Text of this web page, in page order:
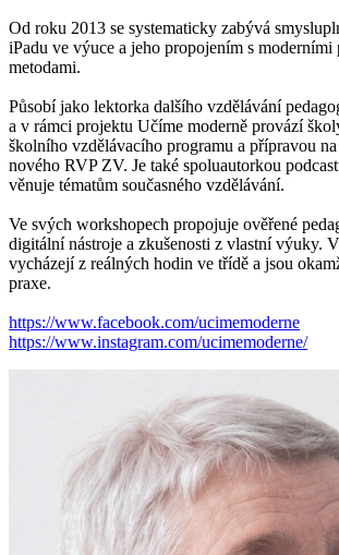
Od roku 2013 se systematicky zabývá
iPadu ve výuce a jeho propojením s moderními
metodami.
Působí jako lektorka dalšího vzdělávání
a v rámci projektu Učíme moderně provází
školního vzdělávacího programu a přípravou
nového RVP ZV. Je také spoluautorkou
věnuje tématům současného vzdělávání.
Ve svých workshopech propojuje ověřené
digitální nástroje a zkušenosti z vlastní výuky.
vycházejí z reálných hodin ve třídě a jsou
praxe.
https://www.facebook.com/ucimemoderne
https://www.instagram.com/ucimemoderne/